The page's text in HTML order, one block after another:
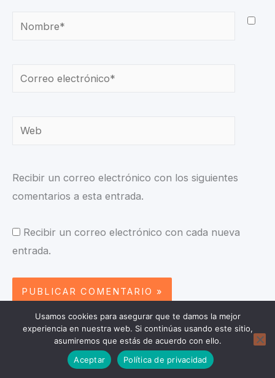
Nombre*
Correo
Web
Recibir un correo electrónico con los siguientes
comentarios a esta entrada.
Recibir un correo electrónico con cada nueva
entrada.
Usamos cookies para asegurar que te damos la mejor
experiencia en nuestra web. Si continúas usando este sitio,
asumiremos que estás de acuerdo con ello.
Aceptar
Política de privacidad